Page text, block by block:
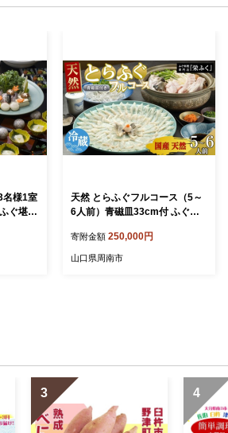
様1室
ぐ堪能
天然 とらふぐフルコース（5～
6人前）青磁皿33cm付 ふぐ料
寄附金額 250,000円
山口県周南市
3 4